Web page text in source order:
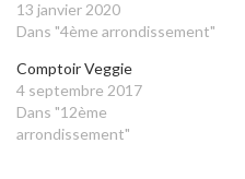
13 janvier 2020
Dans "4ème arrondissement"
Comptoir Veggie
4 septembre 2017
Dans "12ème
arrondissement"